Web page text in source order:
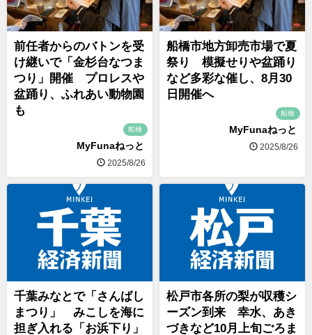
前任者からのバトンを受
け継いで「金杉台なつま
つり」開催 プロレスや
盆踊り、ふれあい動物園
も
船橋
MyFunaねっと
2025/8/26
船橋市地方卸売市場で夏
祭り 模擬せりや盆踊り
など多彩な催し、8月30
日開催へ
船橋
MyFunaねっと
2025/8/26
千葉みなとで「さんばし
まつり」 みこしを海に
担ぎ入れる「お浜下り」
松戸市各所の梨が収穫シ
ーズン到来 幸水、あき
づきなど10月上旬ごろま